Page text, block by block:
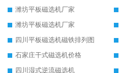
潍坊平板磁选机厂家
潍坊平板磁选机厂家
四川平板磁选机磁铁排列图
石家庄干式磁选机价格
四川湿式逆流磁选机